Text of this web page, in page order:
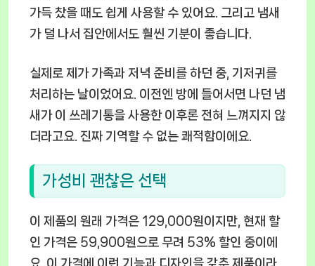
가득 찼을 때도 쉽게 사용할 수 있어요. 그리고 냄새
가 덜 나서 집안에서도 훨씬 기분이 좋습니다.
실제로 제가 가족과 저녁 준비를 하던 중, 기저귀를
처리하는 날이었어요. 이전엔 방에 들어서면 나던 냄
새가 이 쓰레기통을 사용한 이후론 전혀 느껴지지 않
더라고요. 진짜 기역할 수 없는 쾌적함이에요.
가성비 괜찮은 선택
이 제품의 원래 가격은 129,000원이지만, 현재 할
인 가격은 59,900원으로 무려 53% 할인 중이에
요. 이 가격에 이런 기능과 디자인을 갖춘 제품이라